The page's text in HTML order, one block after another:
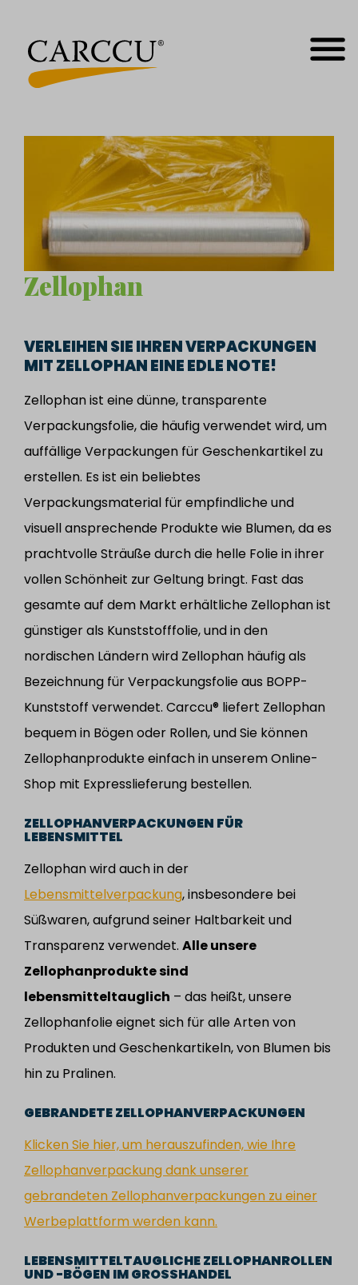
springen
Zellophan
VERLEIHEN SIE IHREN VERPACKUNGEN
MIT ZELLOPHAN EINE EDLE NOTE!
Zellophan ist eine dünne, transparente
Verpackungsfolie, die häufig verwendet wird, um
auffällige Verpackungen für Geschenkartikel zu
erstellen. Es ist ein beliebtes
Verpackungsmaterial für empfindliche und
visuell ansprechende Produkte wie Blumen, da es
prachtvolle Sträuße durch die helle Folie in ihrer
vollen Schönheit zur Geltung bringt. Fast das
gesamte auf dem Markt erhältliche Zellophan ist
günstiger als Kunststofffolie, und in den
nordischen Ländern wird Zellophan häufig als
Bezeichnung für Verpackungsfolie aus BOPP-
Kunststoff verwendet. Carccu® liefert Zellophan
bequem in Bögen oder Rollen, und Sie können
Zellophanprodukte einfach in unserem Online-
Shop mit Expresslieferung bestellen.
ZELLOPHANVERPACKUNGEN FÜR
LEBENSMITTEL
Zellophan wird auch in der
Lebensmittelverpackung, insbesondere bei
Süßwaren, aufgrund seiner Haltbarkeit und
Transparenz verwendet. Alle unsere
Zellophanprodukte sind
lebensmitteltauglich – das heißt, unsere
Zellophanfolie eignet sich für alle Arten von
Produkten und Geschenkartikeln, von Blumen bis
hin zu Pralinen.
GEBRANDETE ZELLOPHANVERPACKUNGEN
Klicken Sie hier, um herauszufinden, wie Ihre
Zellophanverpackung dank unserer
gebrandeten Zellophanverpackungen zu einer
Werbeplattform werden kann.
LEBENSMITTELTAUGLICHE ZELLOPHANROLLEN
UND -BÖGEN IM GROSSHANDEL